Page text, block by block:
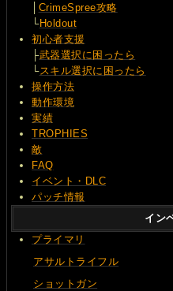
CrimeSpree攻略
└Holdout
初心者支援
├武器選択に困ったら
└スキル選択に困ったら
操作方法
動作環境
実績
TROPHIES
敵
FAQ
イベント・DLC
パッチ情報
イン
プライマリ
アサルトライフル
ショットガン